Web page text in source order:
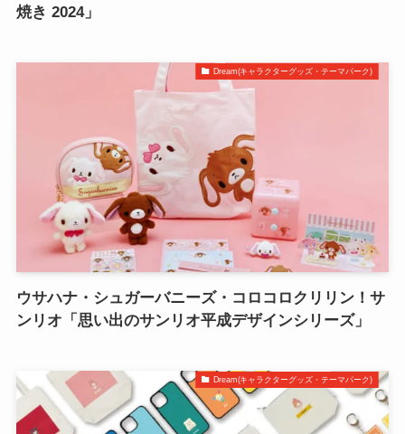
焼き 2024」
Dream(キャラクターグッズ・テーマパーク)
ウサハナ・シュガーバニーズ・コロコロクリリン！サ
ンリオ「思い出のサンリオ平成デザインシリーズ」
Dream(キャラクターグッズ・テーマパーク)